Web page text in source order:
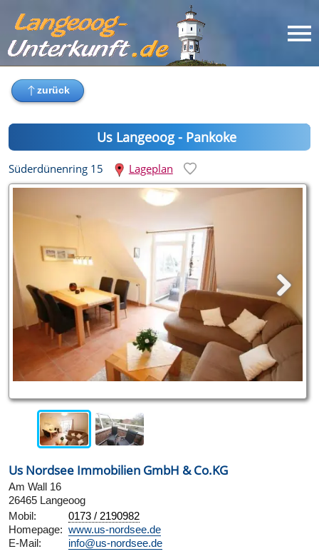
Us Langeoog - Pankoke
Süderdünenring 15 Lageplan
Us Nordsee Immobilien GmbH & Co.KG
Am Wall 16
26465 Langeoog
Mobil:
0173 / 2190982
Homepage: www.us-nordsee.de
E-Mail:
info@us-nordsee.de